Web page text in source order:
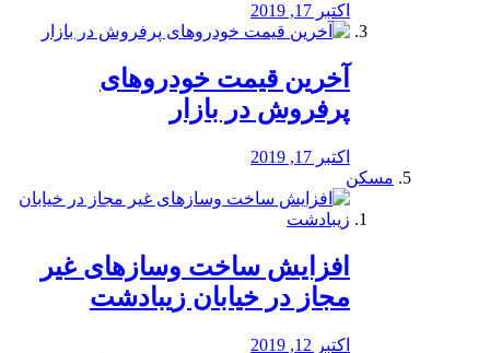
اکتبر 17, 2019
آخرین قیمت خودرو‌های
پرفروش در بازار
اکتبر 17, 2019
مسکن
افزایش ساخت وسازهای غیر
مجاز در خیابان زیبادشت
اکتبر 12, 2019